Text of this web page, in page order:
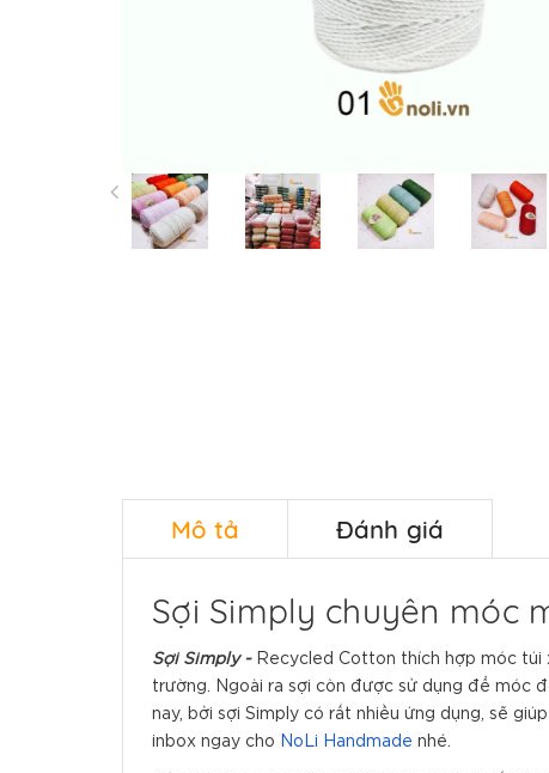
Mô tả Đánh giá
Sợi Simply chuyên móc
Sợi Simply -Recycled Cotton thích hợp móc túi
trường. Ngoài ra sợi còn được sử dụng để móc
nay, bởi sợi Simply có rất nhiều ứng dụng, sẽ
inbox ngay cho
NoLi Handmade nhé.